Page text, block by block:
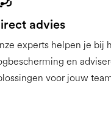
advies
experts helpen je bij
en
voor jouw